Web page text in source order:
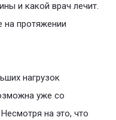
и какой врач лечит.
на протяжении
нагрузок
уже со
на это, что